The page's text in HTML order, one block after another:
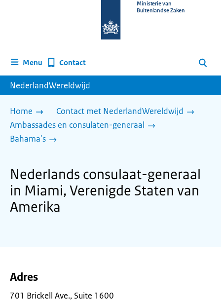
homepage
Ministerie van
Buitenlandse Zaken
Menu Contact Zoeken
NederlandWereldwijd
Home
Contact met NederlandWereldwijd
Ambassades en consulaten-generaal
Bahama's
Nederlands consulaat-generaal
in Miami, Verenigde Staten van
Amerika
Adres
701 Brickell Ave., Suite 1600